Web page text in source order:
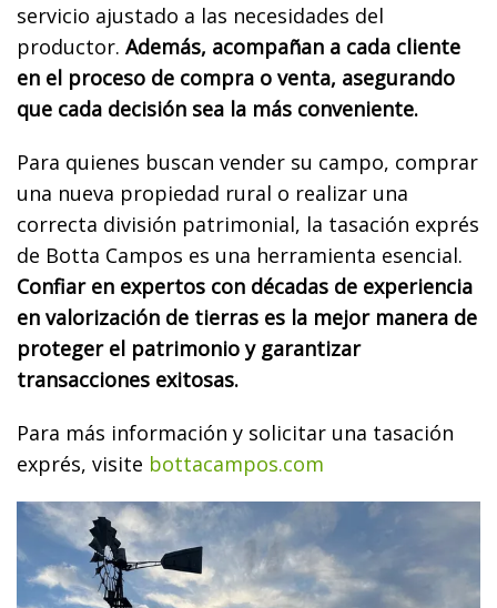
servicio ajustado a las necesidades del
productor. Además, acompañan a cada cliente
en el proceso de compra o venta, asegurando
que cada decisión sea la más conveniente.
Para quienes buscan vender su campo, comprar
una nueva propiedad rural o realizar una
correcta división patrimonial, la tasación exprés
de Botta Campos es una herramienta esencial.
Confiar en expertos con décadas de experiencia
en valorización de tierras es la mejor manera de
proteger el patrimonio y garantizar
transacciones exitosas.
Para más información y solicitar una tasación
exprés, visite bottacampos.com